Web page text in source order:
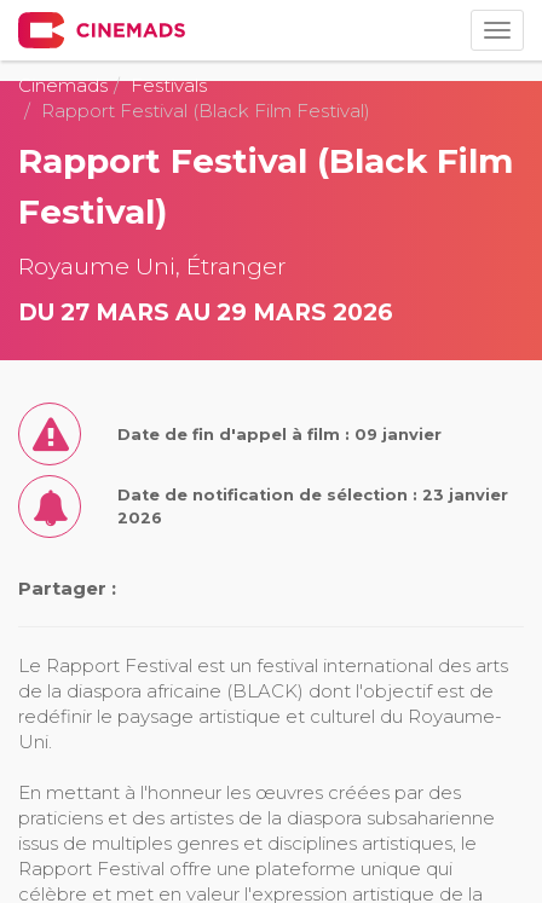
Cinemads
Festivals
Rapport Festival (Black Film Festival)
Rapport Festival (Black Film
Festival)
Royaume Uni, Étranger
DU 27 MARS AU 29 MARS 2026
Date de fin d'appel à film : 09 janvier
Date de notification de sélection : 23 janvier
2026
Partager :
Le Rapport Festival est un festival international des arts
de la diaspora africaine (BLACK) dont l'objectif est de
redéfinir le paysage artistique et culturel du Royaume-
Uni.
En mettant à l'honneur les œuvres créées par des
praticiens et des artistes de la diaspora subsaharienne
issus de multiples genres et disciplines artistiques, le
Rapport Festival offre une plateforme unique qui
célèbre et met en valeur l'expression artistique de la